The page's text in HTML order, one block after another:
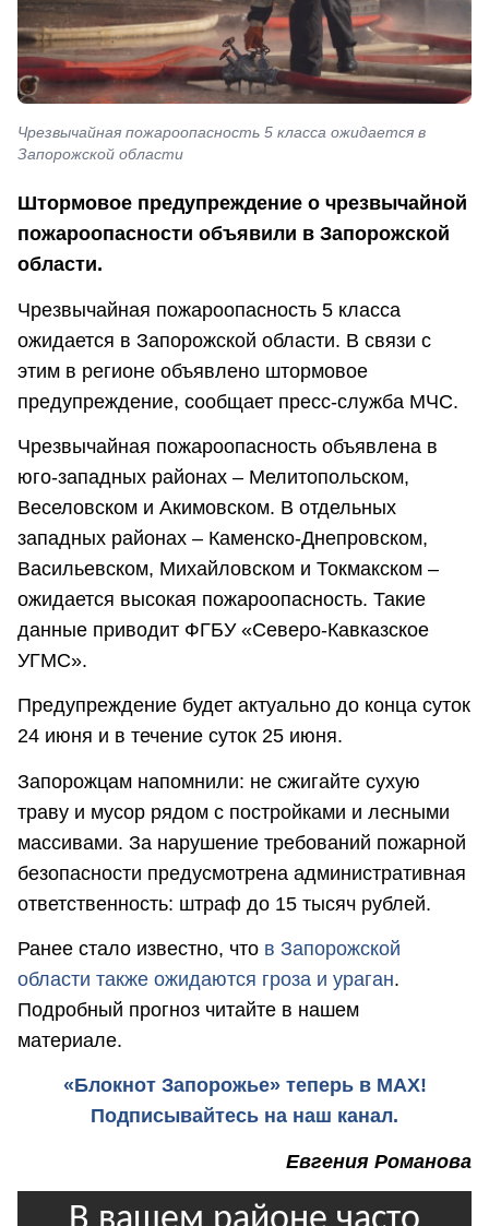
Чрезвычайная пожароопасность 5 класса ожидается в
Запорожской области
Штормовое предупреждение о чрезвычайной
пожароопасности объявили в Запорожской
области.
Чрезвычайная пожароопасность 5 класса
ожидается в Запорожской области. В связи с
этим в регионе объявлено штормовое
предупреждение, сообщает пресс-служба МЧС.
Чрезвычайная пожароопасность объявлена в
юго-западных районах – Мелитопольском,
Веселовском и Акимовском. В отдельных
западных районах – Каменско-Днепровском,
Васильевском, Михайловском и Токмакском –
ожидается высокая пожароопасность. Такие
данные приводит ФГБУ «Северо-Кавказское
УГМС».
Предупреждение будет актуально до конца суток
24 июня и в течение суток 25 июня.
Запорожцам напомнили: не сжигайте сухую
траву и мусор рядом с постройками и лесными
массивами. За нарушение требований пожарной
безопасности предусмотрена административная
ответственность: штраф до 15 тысяч рублей.
Ранее стало известно, что в Запорожской
области также ожидаются гроза и ураган.
Подробный прогноз читайте в нашем
материале.
«Блокнот Запорожье» теперь в MAX!
Подписывайтесь на наш канал.
Евгения Романова